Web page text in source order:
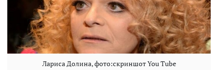
Лариса Долина, фото:скриншот You Tube